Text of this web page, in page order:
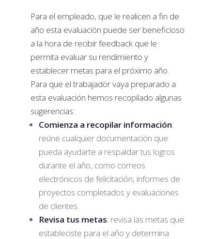
Para el empleado, que le realicen a fin de
año esta evaluación puede ser beneficioso
a la hora de recibir feedback que le
permita evaluar su rendimiento y
establecer metas para el próximo año.
Para que el trabajador vaya preparado a
esta evaluación hemos recopilado algunas
sugerencias:
Comienza a recopilar información:
reúne cualquier documentación que
pueda ayudarte a respaldar tus logros
durante el año, como correos
electrónicos de felicitación, informes de
proyectos completados y evaluaciones
de clientes.
Revisa tus metas: revisa las metas que
estableciste para el año y determina